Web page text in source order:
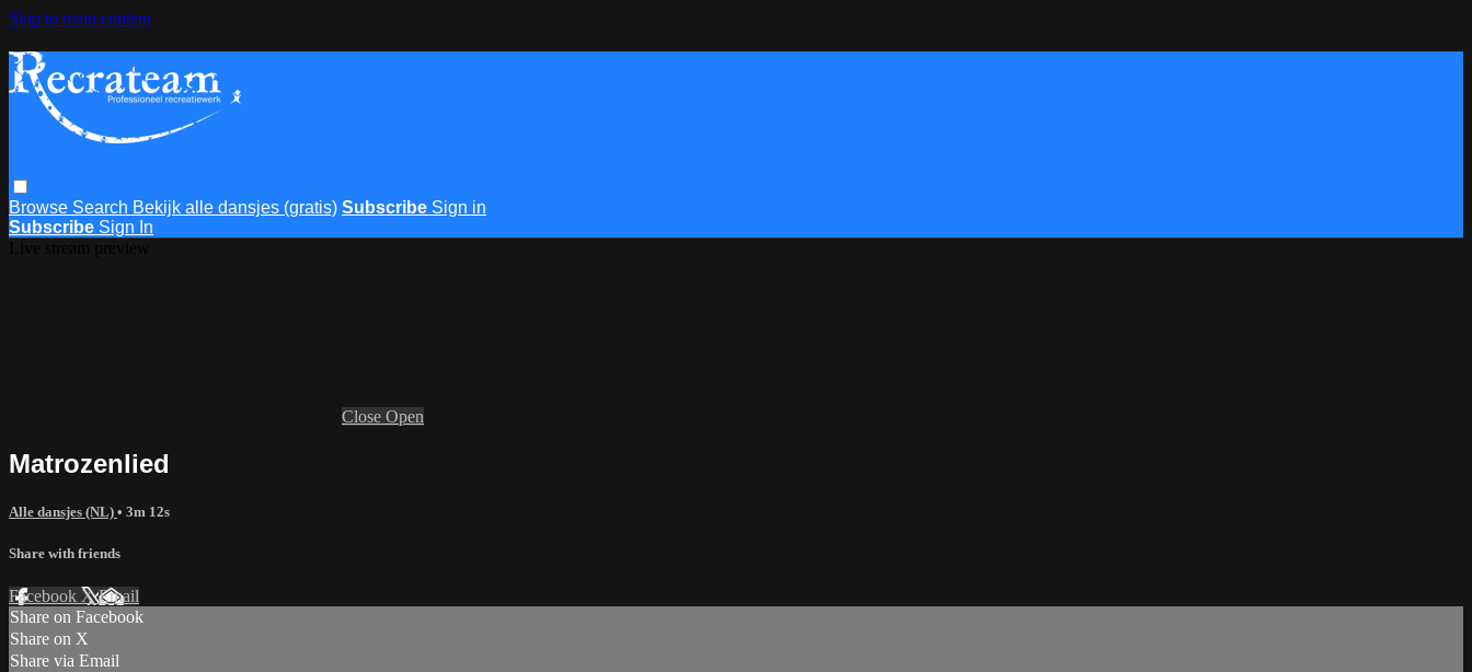
Skip to main content
Browse Search Bekijk alle dansjes (gratis) Subscribe Sign in
Subscribe Sign In
Close Open
Matrozenlied
Alle dansjes (NL) • 3m 12s
Share with friends
Facebook XEmail
Share on Facebook
Share on X
Share via Email